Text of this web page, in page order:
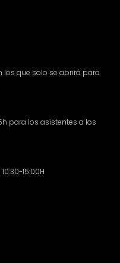
los que solo se abrirá para
para los asistentes a los
15:00H